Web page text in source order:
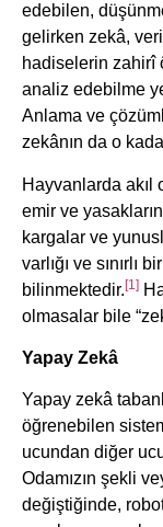
edebilen,
gelirken zekâ,
hadiselerin zahirî
analiz edebilme
Anlama ve
zekânın da o
Hayvanlarda akıl
emir ve
kargalar ve
varlığı ve sınırlı
bilinmektedir.[1]
olmasalar bile
Yapay Zekâ
Yapay zekâ
öğrenebilen
ucundan diğer
Odamızın şekli
değiştiğinde,